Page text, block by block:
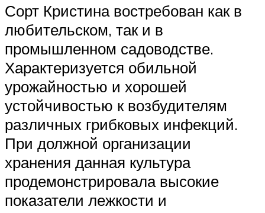
Сорт Кристина востребован как в
любительском, так и в
промышленном садоводстве.
Характеризуется обильной
урожайностью и хорошей
устойчивостью к возбудителям
различных грибковых инфекций.
При должной организации
хранения данная культура
продемонстрировала высокие
показатели лежкости и